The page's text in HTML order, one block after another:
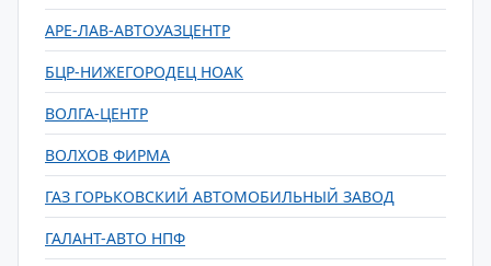
АРЕ-ЛАВ-АВТОУАЗЦЕНТР
БЦР-НИЖЕГОРОДЕЦ НОАК
ВОЛГА-ЦЕНТР
ВОЛХОВ ФИРМА
ГАЗ ГОРЬКОВСКИЙ АВТОМОБИЛЬНЫЙ ЗАВОД
ГАЛАНТ-АВТО НПФ